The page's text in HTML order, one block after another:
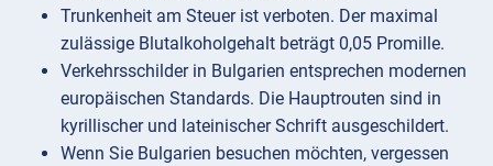
Trunkenheit am Steuer ist verboten. Der maximal
zulässige Blutalkoholgehalt beträgt 0,05 Promille.
Verkehrsschilder in Bulgarien entsprechen modernen
europäischen Standards. Die Hauptrouten sind in
kyrillischer und lateinischer Schrift ausgeschildert.
Wenn Sie Bulgarien besuchen möchten, vergessen